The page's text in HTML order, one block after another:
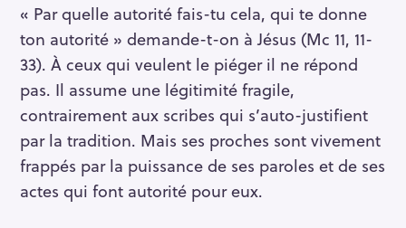
« Par quelle autorité fais-tu cela, qui te donne
ton autorité » demande-t-on à Jésus (Mc 11, 11-
33). À ceux qui veulent le piéger il ne répond
pas. Il assume une légitimité fragile,
contrairement aux scribes qui s’auto-justifient
par la tradition. Mais ses proches sont vivement
frappés par la puissance de ses paroles et de ses
actes qui font autorité pour eux.